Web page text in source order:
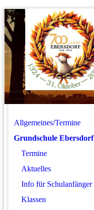
Allgemeines/Termine
Grundschule Ebersdorf
Termine
Aktuelles
Info für Schulanfänger
Klassen